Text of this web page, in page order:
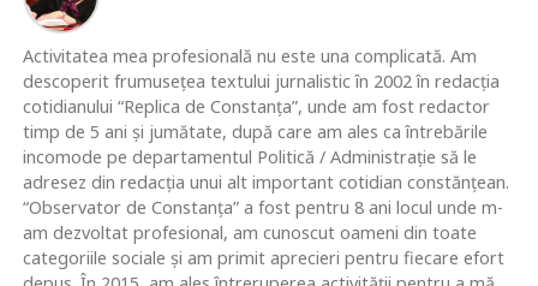
Activitatea mea profesională nu este una complicată. Am
descoperit frumusețea textului jurnalistic în 2002 în redacția
cotidianului “Replica de Constanța”, unde am fost redactor
timp de 5 ani și jumătate, după care am ales ca întrebările
incomode pe departamentul Politică / Administrație să le
adresez din redacția unui alt important cotidian constănțean.
“Observator de Constanța” a fost pentru 8 ani locul unde m-
am dezvoltat profesional, am cunoscut oameni din toate
categoriile sociale și am primit aprecieri pentru fiecare efort